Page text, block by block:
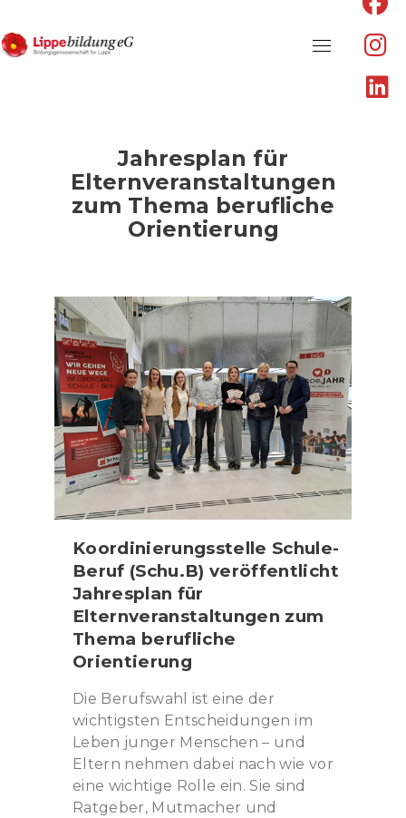
Jahresplan für
Elternveranstaltungen
zum Thema berufliche
Orientierung
Koordinierungsstelle Schule-
Beruf (Schu.B) veröffentlicht
Jahresplan für
Elternveranstaltungen zum
Thema berufliche
Orientierung
Die Berufswahl ist eine der
wichtigsten Entscheidungen im
Leben junger Menschen – und
Eltern nehmen dabei nach wie vor
eine wichtige Rolle ein. Sie sind
Ratgeber, Mutmacher und